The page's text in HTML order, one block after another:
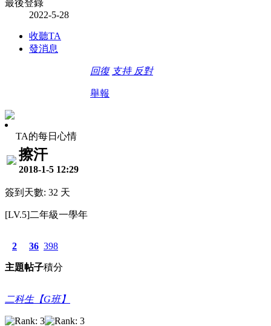
最後登錄
2022-5-28
收聽TA
發消息
回復 支持 反對
舉報
TA的每日心情
擦汗
2018-1-5 12:29
簽到天數: 32 天
[LV.5]二年級一學年
2
主題
36
帖子
398
積分
二科生【G班】